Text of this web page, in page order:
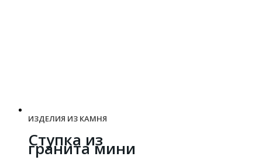
ИЗДЕЛИЯ ИЗ КАМНЯ
Ступка из
гранита мини